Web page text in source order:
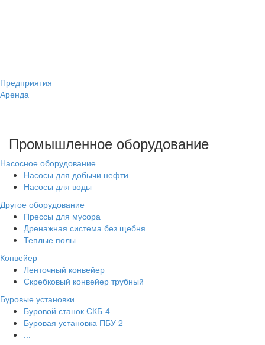
Предприятия
Аренда
Промышленное оборудование
Насосное оборудование
Насосы для добычи нефти
Насосы для воды
Другое оборудование
Прессы для мусора
Дренажная система без щебня
Теплые полы
Конвейер
Ленточный конвейер
Скребковый конвейер трубный
Буровые установки
Буровой станок СКБ-4
Буровая установка ПБУ 2
...